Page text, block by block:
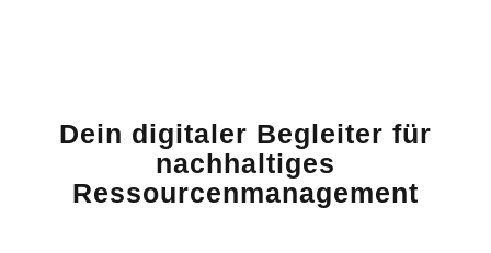
Dein digitaler Begleiter für
nachhaltiges
Ressourcenmanagement